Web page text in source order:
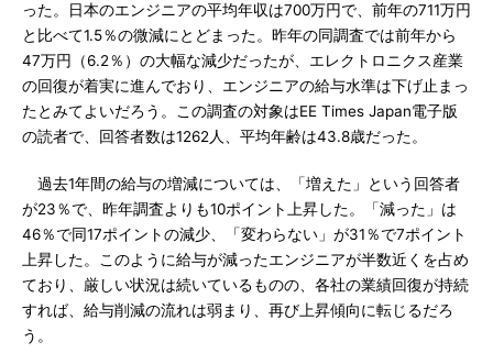
った。日本のエンジニアの平均年収は700万円で、前年の711万円
と比べて1.5％の微減にとどまった。昨年の同調査では前年から
47万円（6.2％）の大幅な減少だったが、エレクトロニクス産業
の回復が着実に進んでおり、エンジニアの給与水準は下げ止まっ
たとみてよいだろう。この調査の対象はEE Times Japan電子版
の読者で、回答者数は1262人、平均年齢は43.8歳だった。
過去1年間の給与の増減については、「増えた」という回答者
が23％で、昨年調査よりも10ポイント上昇した。「減った」は
46％で同17ポイントの減少、「変わらない」が31％で7ポイント
上昇した。このように給与が減ったエンジニアが半数近くを占め
ており、厳しい状況は続いているものの、各社の業績回復が持続
すれば、給与削減の流れは弱まり、再び上昇傾向に転じるだろ
う。